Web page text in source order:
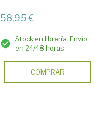
58,95 €
Stock en librería. Envío
en 24/48 horas
COMPRAR